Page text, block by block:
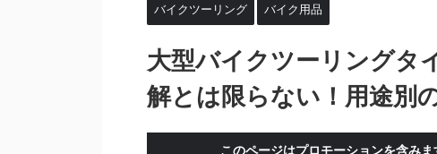
バイクツーリング バイク用品
大型バイクツーリングタ
解とは限らない！用途別
このページはプロモーションを含み